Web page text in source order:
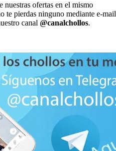
nuestras ofertas en el mismo
te pierdas ninguno mediante e-mail
canal @canalchollos.